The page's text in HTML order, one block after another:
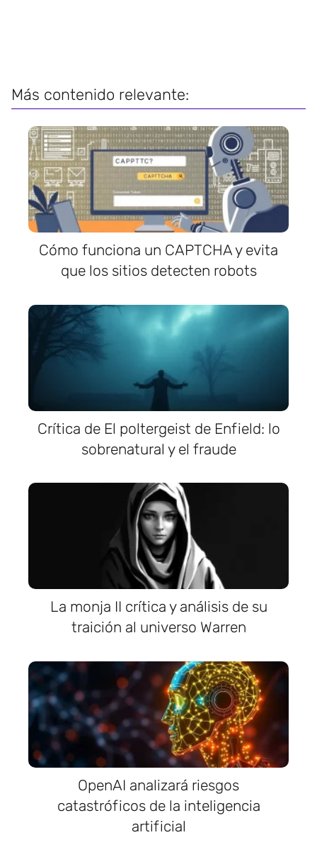
Más contenido relevante:
Cómo funciona un CAPTCHA y evita
que los sitios detecten robots
Crítica de El poltergeist de Enfield: lo
sobrenatural y el fraude
La monja II crítica y análisis de su
traición al universo Warren
OpenAI analizará riesgos
catastróficos de la inteligencia
artificial